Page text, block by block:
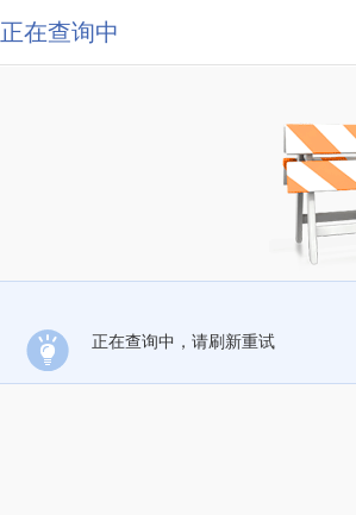
正在查询中
正在查询中，请刷新重试